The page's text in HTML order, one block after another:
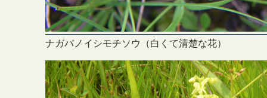
ナガバノイシモチソウ（白くて清楚な花）